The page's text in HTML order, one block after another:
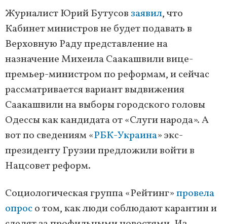
Журналист Юрий Бутусов заявил, что
Кабинет министров не будет подавать в
Верховную Раду представление на
назначение Михеила Саакашвили вице-
премьер-министром по реформам, и сейчас
рассматривается вариант выдвижения
Саакашвили на выборы городского головы
Одессы как кандидата от «Слуги народа». А
вот по сведениям «РБК-Украина» экс-
президенту Грузии предложили войти в
Нацсовет реформ.
Социологическая группа «Рейтинг»провела
опросо том, как люди соблюдают карантин и